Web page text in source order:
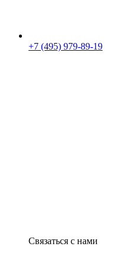
+7 (495) 979-89-19
Связаться с нами